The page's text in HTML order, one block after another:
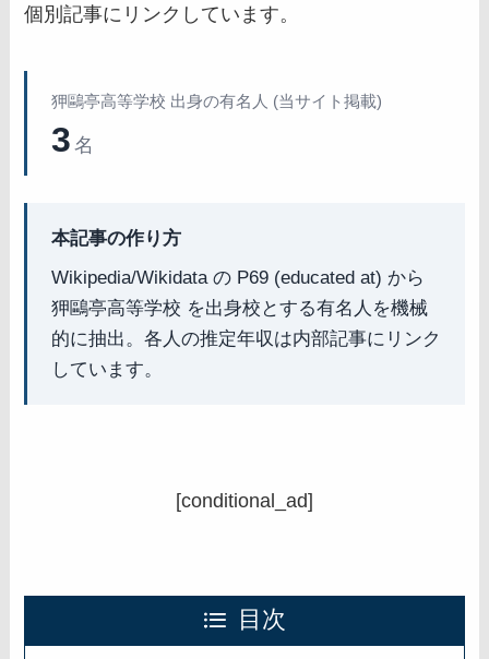
個別記事にリンクしています。
狎鷗亭高等学校 出身の有名人 (当サイト掲載)
3 名
本記事の作り方
Wikipedia/Wikidata の P69 (educated at) から
狎鷗亭高等学校 を出身校とする有名人を機械
的に抽出。各人の推定年収は内部記事にリンク
しています。
[conditional_ad]
目次